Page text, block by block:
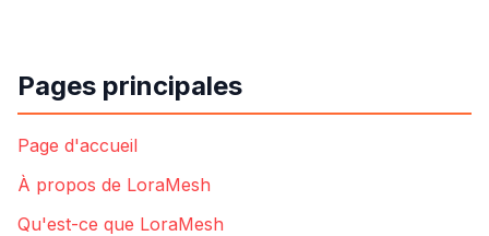
Pages principales
Page d'accueil
À propos de LoraMesh
Qu'est-ce que LoraMesh